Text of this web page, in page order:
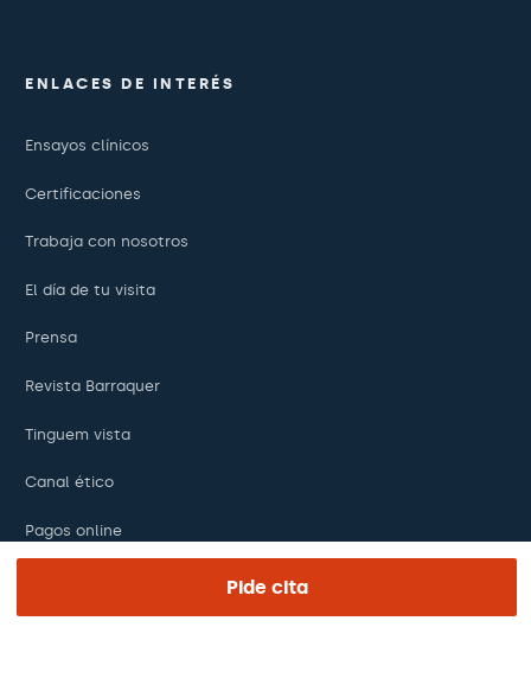
Pide cita
ENLACES DE INTERÉS
Ensayos clínicos
Certificaciones
Trabaja con nosotros
El día de tu visita
Prensa
Revista Barraquer
Tinguem vista
Canal ético
Pagos online